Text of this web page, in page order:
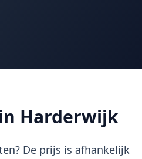
Harderwijk
De prijs is afhankelijk